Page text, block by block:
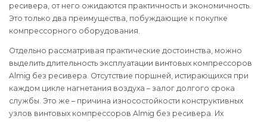
ресивера, от него ожидаются практичность и экономичность.
Это только два преимущества, побуждающие к покупке
компрессорного оборудования.
Отдельно рассматривая практические достоинства, можно
выделить длительность эксплуатации винтовых компрессоров
Almig без ресивера. Отсутствие поршней, истирающихся при
каждом цикле нагнетания воздуха – залог долгого срока
службы. Это же – причина износостойкости конструктивных
узлов винтовых компрессоров Almig без ресивера. Их